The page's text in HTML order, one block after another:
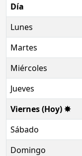
Día
Lunes
Martes
Miércoles
Jueves
Viernes (Hoy) ✸
Sábado
Domingo